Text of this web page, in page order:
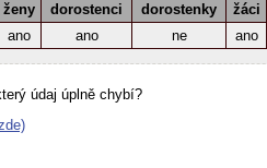
ženy dorostenci dorostenky žáci
ano ano ne ano
údaj úplně chybí?